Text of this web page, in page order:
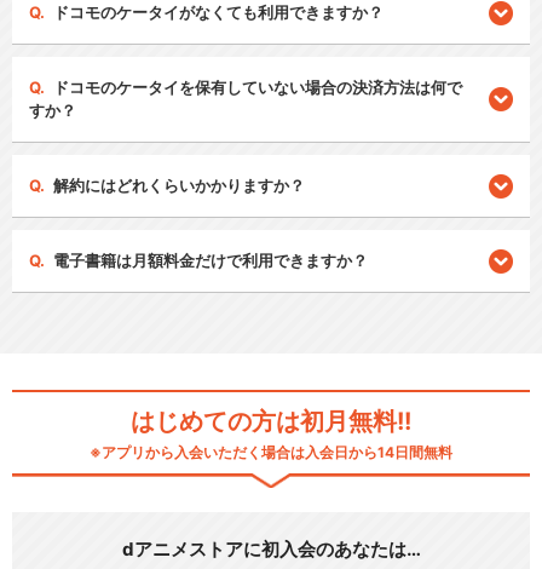
ドコモのケータイがなくても利用できますか？
ドコモのケータイを保有していない場合の決済方法は何で
すか？
解約にはどれくらいかかりますか？
電子書籍は月額料金だけで利用できますか？
はじめての方は初月無料!!
※アプリから入会いただく場合は入会日から14日間無料
dアニメストアに初入会のあなたは…